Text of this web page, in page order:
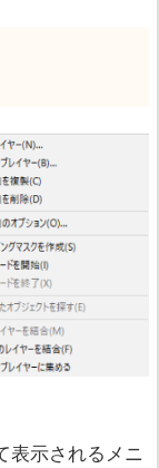
表示されるメニ